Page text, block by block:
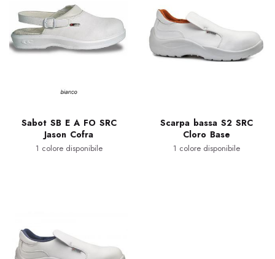
Sabot SB E A FO SRC
Jason Cofra
1 colore disponibile
Scarpa bassa S2 SRC
Cloro Base
1 colore disponibile